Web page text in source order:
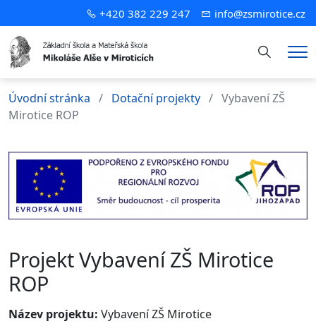
+420 382 229 247 info@zsmirotice.cz
Hledání
Úvodní stránka Dotační projekty
Vybavení ZŠ
Mirotice ROP
Projekt Vybavení ZŠ Mirotice
ROP
Název projektu: Vybavení ZŠ Mirotice